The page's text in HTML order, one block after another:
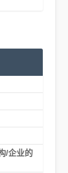
/企业的